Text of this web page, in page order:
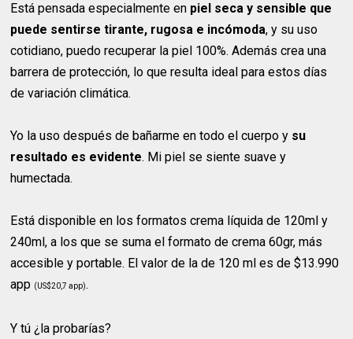
Está pensada especialmente en piel seca y sensible que
puede sentirse tirante, rugosa e incómoda, y su uso
cotidiano, puedo recuperar la piel 100%. Además crea una
barrera de protección, lo que resulta ideal para estos días
de variación climática.
Yo la uso después de bañarme en todo el cuerpo y su
resultado es evidente. Mi piel se siente suave y
humectada.
Está disponible en los formatos crema líquida de 120ml y
240ml, a los que se suma el formato de crema 60gr, más
accesible y portable. El valor de la de 120 ml es de $13.990
app (US$20,7 app).
Y tú ¿la probarías?